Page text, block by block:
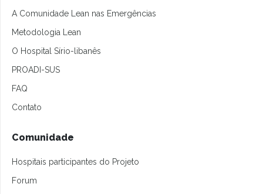
A Comunidade Lean nas Emergências
Metodologia Lean
O Hospital Sírio-libanês
PROADI-SUS
FAQ
Contato
Comunidade
Hospitais participantes do Projeto
Forum